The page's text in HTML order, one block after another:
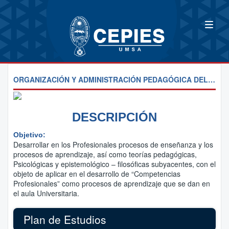
ORGANIZACIÓN Y ADMINISTRACIÓN PEDAGÓGICA DEL AULA
DESCRIPCIÓN
Objetivo:
Desarrollar en los Profesionales procesos de enseñanza y los
procesos de aprendizaje, así como teorías pedagógicas,
Psicológicas y epistemológico – filosóficas subyacentes, con el
objeto de aplicar en el desarrollo de “Competencias
Profesionales” como procesos de aprendizaje que se dan en
el aula Universitaria.
Plan de Estudios